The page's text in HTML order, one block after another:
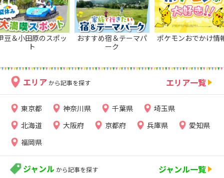
豆＆小田原のスポッ
ト
おすすめ宿＆テーマパ
ーク
ポケモンおでかけ情
エリア から記事を探す エリア一覧
東京都 神奈川県 千葉県
埼玉県
北海道
大阪府 京都府 兵庫県
愛知県
福岡県
ジャンル から記事を探す ジャンル一覧